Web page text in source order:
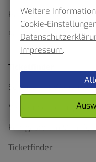
Haltestellenskizzen
Schülerverkehr
Ticketfinder
Schluss mit Waben
Verkehrserhebung im
Fahrgäste um Mithilfe
Ticketfinder
Weitere
Cookie-
Impressum.